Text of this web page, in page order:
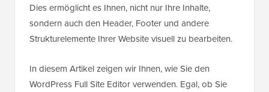
Dies ermöglicht es Ihnen, nicht nur Ihre Inhalte,
sondern auch den Header, Footer und andere
Strukturelemente Ihrer Website visuell zu bearbeiten.
In diesem Artikel zeigen wir Ihnen, wie Sie den
WordPress Full Site Editor verwenden. Egal, ob Sie